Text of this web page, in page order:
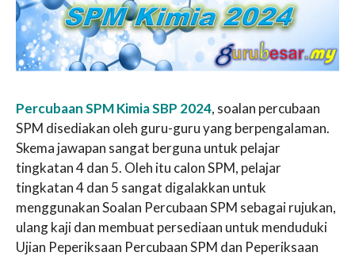
Percubaan SPM Kimia SBP 2024, soalan percubaan
SPM disediakan oleh guru-guru yang berpengalaman.
Skema jawapan sangat berguna untuk pelajar
tingkatan 4 dan 5. Oleh itu calon SPM, pelajar
tingkatan 4 dan 5 sangat digalakkan untuk
menggunakan Soalan Percubaan SPM sebagai rujukan,
ulang kaji dan membuat persediaan untuk menduduki
Ujian Peperiksaan Percubaan SPM dan Peperiksaan